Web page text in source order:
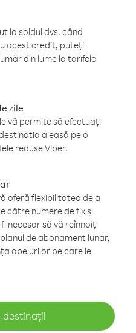
la soldul dvs. când
acest credit, puteți
din lume la tarifele
zile
vă permite să efectuați
aleasă pe o
reduse Viber.
oferă flexibilitatea de a
către numere de fix și
necesar să vă reînnoiți
de abonament lunar,
apelurilor pe care le
destinații